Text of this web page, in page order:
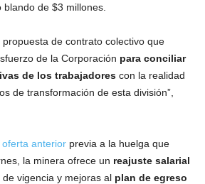
de $3 millones.
de contrato colectivo que
de la Corporación para conciliar
de los trabajadores con la realidad
de transformación de esta división”,
anterior previa a la huelga que
la minera ofrece un reajuste salarial
vigencia y mejoras al plan de egreso